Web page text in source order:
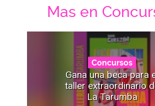
Mas en
Concursos
Gana una beca para
taller extraordinario
La Tarumba